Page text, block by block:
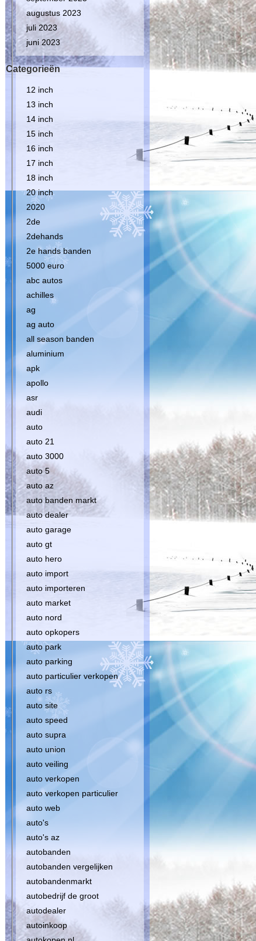
augustus 2023
juli 2023
juni 2023
Categorieën
12 inch
13 inch
14 inch
15 inch
16 inch
17 inch
18 inch
20 inch
2020
2de
2dehands
2e hands banden
5000 euro
abc autos
achilles
ag
ag auto
all season banden
aluminium
apk
apollo
asr
audi
auto
auto 21
auto 3000
auto 5
auto az
auto banden markt
auto dealer
auto garage
auto gt
auto hero
auto import
auto importeren
auto market
auto nord
auto opkopers
auto park
auto parking
auto particulier verkopen
auto rs
auto site
auto speed
auto supra
auto union
auto veiling
auto verkopen
auto verkopen particulier
auto web
auto's
auto's az
autobanden
autobanden vergelijken
autobandenmarkt
autobedrijf de groot
autodealer
autoinkoop